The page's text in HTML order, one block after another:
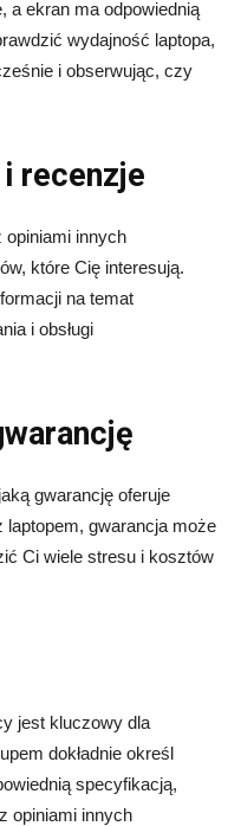
a ekran ma odpowiednią
wydajność laptopa,
i obserwując, czy
recenzje
opiniami innych
które Cię interesują.
na temat
i obsługi
gwarancję oferuje
laptopem, gwarancja może
Ci wiele stresu i kosztów
jest kluczowy dla
dokładnie określ
specyfikacją,
opiniami innych